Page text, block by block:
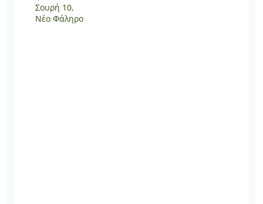
Σουρή 10,
Νέο Φάληρο